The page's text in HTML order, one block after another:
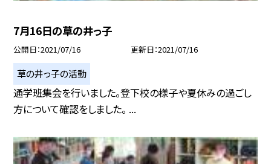
7月16日の草の井っ子
公開日 2021/07/16 更新日 2021/07/16
草の井っ子の活動
通学班集会を行いました。登下校の様子や夏休みの過ごし
方について確認をしました。 ...